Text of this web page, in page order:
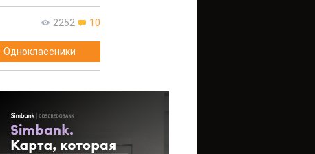
2252 10
Одноклассники